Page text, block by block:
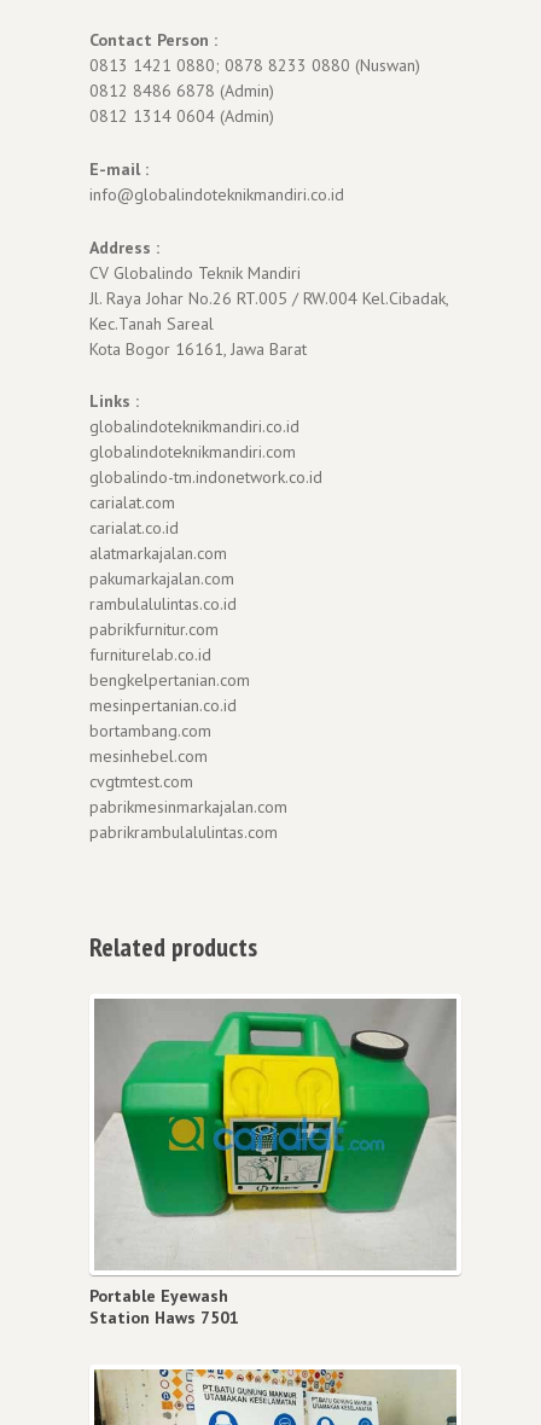
Contact Person :
0813 1421 0880; 0878 8233 0880 (Nuswan)
0812 8486 6878 (Admin)
0812 1314 0604 (Admin)
E-mail :
info@globalindoteknikmandiri.co.id
Address :
CV Globalindo Teknik Mandiri
Jl. Raya Johar No.26 RT.005 / RW.004 Kel.Cibadak,
Kec.Tanah Sareal
Kota Bogor 16161, Jawa Barat
Links :
globalindoteknikmandiri.co.id
globalindoteknikmandiri.com
globalindo-tm.indonetwork.co.id
carialat.com
carialat.co.id
alatmarkajalan.com
pakumarkajalan.com
rambulalulintas.co.id
pabrikfurnitur.com
furniturelab.co.id
bengkelpertanian.com
mesinpertanian.co.id
bortambang.com
mesinhebel.com
cvgtmtest.com
pabrikmesinmarkajalan.com
pabrikrambulalulintas.com
Related products
Portable Eyewash
Station Haws 7501